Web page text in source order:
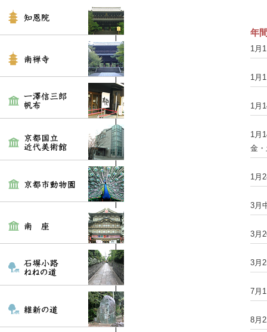
年
1月
1月
1月
1月
金
1月
3月
3月
3月
7月
8月